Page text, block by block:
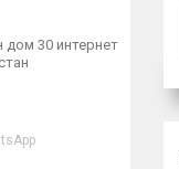
дом 30 интернет